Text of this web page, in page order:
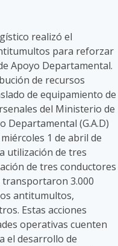
realizó el
para reforzar
Apoyo Departamental.
de recursos
de equipamiento de
del Ministerio de
Departamental (G.A.D)
1 de abril de
utilización de tres
de tres conductores
3.000
antitumultos,
Estas acciones
operativas cuenten
el desarrollo de